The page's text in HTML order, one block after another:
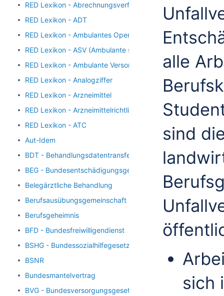
RED Lexikon - Abrechnungsverfahren
RED Lexikon - ADT
RED Lexikon - Ambulantes Operieren
RED Lexikon - ASV (Ambulante spezialfachärztliche
RED Lexikon - Ambulante Versorgung
RED Lexikon - Analogziffer
RED Lexikon - Arzneimittel
RED Lexikon - Arzneimittelrichtlinie
RED Lexikon - ATC
Aut-Idem
BDT - Behandlungsdatentransfer
BEG - Bundesentschädigungsgesetz
Belegärztliche Behandlung
Berufsausübungsgemeinschaft
Berufsgeheimnis
BFD - Bundesfreiwilligendienst
BSHG - Bundessozialhilfegesetz
BSNR
Bundesmantelvertrag
BVG - Bundesversorgungsgesetz
alle
sind
sich